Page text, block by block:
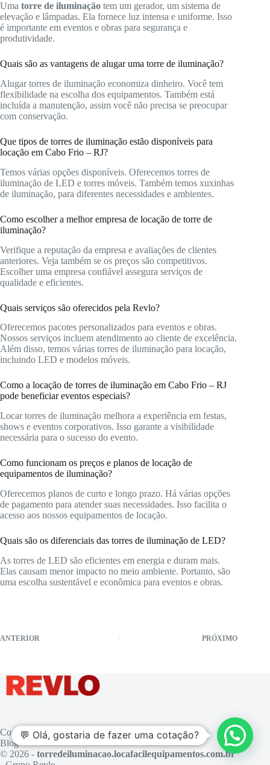
Uma torre de iluminação tem um gerador, um sistema de
elevação e lâmpadas. Ela fornece luz intensa e uniforme. Isso
é importante em eventos e obras para segurança e
produtividade.
Quais são as vantagens de alugar uma torre de iluminação?
Alugar torres de iluminação economiza dinheiro. Você tem
flexibilidade na escolha dos equipamentos. Também está
incluída a manutenção, assim você não precisa se preocupar
com conservação.
Que tipos de torres de iluminação estão disponíveis para
locação em Cabo Frio – RJ?
Temos várias opções disponíveis. Oferecemos torres de
iluminação de LED e torres móveis. Também temos xuxinhas
de iluminação, para diferentes necessidades e ambientes.
Como escolher a melhor empresa de locação de torre de
iluminação?
Verifique a reputação da empresa e avaliações de clientes
anteriores. Veja também se os preços são competitivos.
Escolher uma empresa confiável assegura serviços de
qualidade e eficientes.
Quais serviços são oferecidos pela Revlo?
Oferecemos pacotes personalizados para eventos e obras.
Nossos serviços incluem atendimento ao cliente de excelência.
Além disso, temos várias torres de iluminação para locação,
incluindo LED e modelos móveis.
Como a locação de torres de iluminação em Cabo Frio – RJ
pode beneficiar eventos especiais?
Locar torres de iluminação melhora a experiência em festas,
shows e eventos corporativos. Isso garante a visibilidade
necessária para o sucesso do evento.
Como funcionam os preços e planos de locação de
equipamentos de iluminação?
Oferecemos planos de curto e longo prazo. Há várias opções
de pagamento para atender suas necessidades. Isso facilita o
acesso aos nossos equipamentos de locação.
Quais são os diferenciais das torres de iluminação de LED?
As torres de LED são eficientes em energia e duram mais.
Elas causam menor impacto no meio ambiente. Portanto, são
uma escolha sustentável e econômica para eventos e obras.
ANTERIOR PRÓXIMO
Contato
Blog
© 2026 - torredeiluminacao.locafacilequipamentos.com.br
💬 Olá, gostaria de fazer uma cotação?